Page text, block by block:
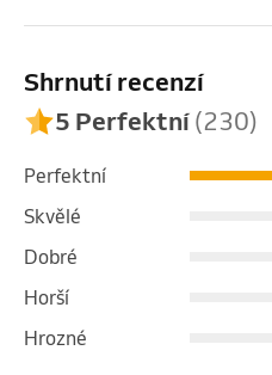
Shrnutí recenzí
5 Perfektní(230)
Perfektní
Skvělé
Dobré
Horší
Hrozné